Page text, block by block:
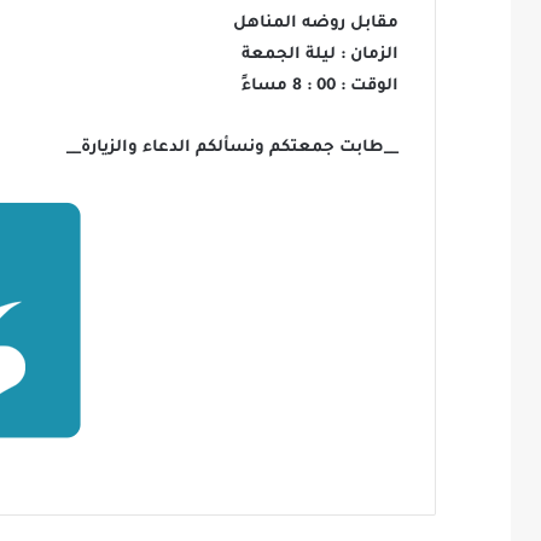
مقابل روضه المناهل
الزمان : ليلة الجمعة
الوقت : 00 : 8 مساءً
__طابت جمعتكم ونسألكم الدعاء والزيارة__